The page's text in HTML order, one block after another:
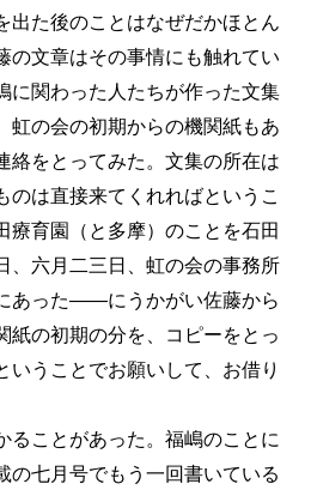
出た後のことはなぜだかほとん
の文章はその事情にも触れてい
に関わった人たちが作った文集
虹の会の初期からの機関紙もあ
絡をとってみた。文集の所在は
のは直接来てくれればというこ
療育園（と多摩）のことを石田
、六月二三日、虹の会の事務所
あった――にうかがい佐藤から
紙の初期の分を、コピーをとっ
いうことでお願いして、お借り
ことがあった。福嶋のことに
の七月号でもう一回書いている